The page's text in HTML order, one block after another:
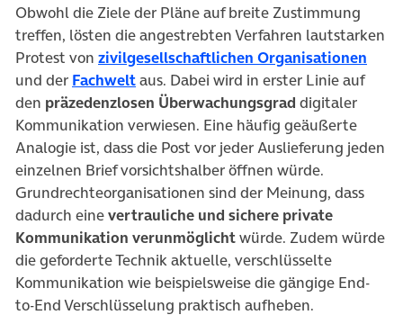
Obwohl die Ziele der Pläne auf breite Zustimmung
treffen, lösten die angestrebten Verfahren lautstarken
Protest von zivilgesellschaftlichen Organisationen
und der Fachwelt(öffnet in neuem Tab)
aus. Dabei wird in erster Linie auf
den präzedenzlosen Überwachungsgrad digitaler
Kommunikation verwiesen. Eine häufig geäußerte
Analogie ist, dass die Post vor jeder Auslieferung jeden
einzelnen Brief vorsichtshalber öffnen würde.
Grundrechteorganisationen sind der Meinung, dass
dadurch einevertrauliche und sichere private
Kommunikation verunmöglichtwürde. Zudem würde
die geforderte Technik aktuelle, verschlüsselte
Kommunikation wie beispielsweise die gängige End-
to-End Verschlüsselung praktisch aufheben.